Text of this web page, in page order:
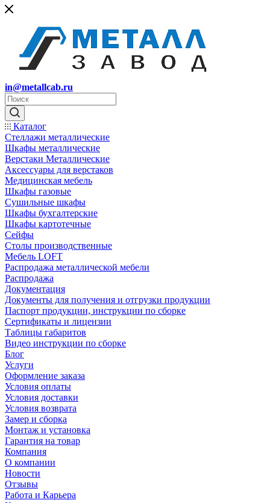
in@metallcab.ru
Каталог
Стеллажи металлические
Шкафы металлические
Верстаки Металлические
Аксессуары для верстаков
Медицинская мебель
Шкафы газовые
Сушильные шкафы
Шкафы бухгалтерские
Шкафы картотечные
Сейфы
Столы производственные
Мебель LOFT
Распродажа металлической мебели
Распродажа
Документация
Документы для получения и отгрузки продукции
Паспорт продукции, инструкции по сборке
Сертификаты и лицензии
Таблицы габаритов
Видео инструкции по сборке
Блог
Услуги
Оформление заказа
Условия оплаты
Условия доставки
Условия возврата
Замер и сборка
Монтаж и установка
Гарантия на товар
Компания
О компании
Новости
Отзывы
Работа и Карьера